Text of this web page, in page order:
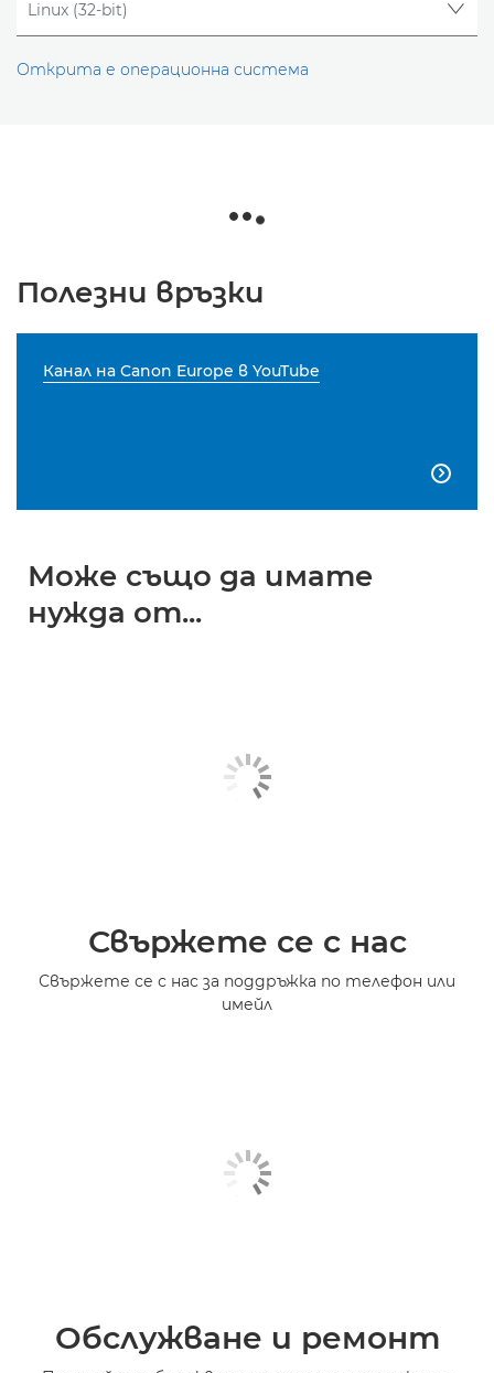
Открита е операционна система
Полезни връзки
Канал на Canon Europe в YouTube

Може също да имате
нужда от...
Свържете се с нас
Свържете се с нас за поддръжка по телефон или
имейл
Обслужване и ремонт